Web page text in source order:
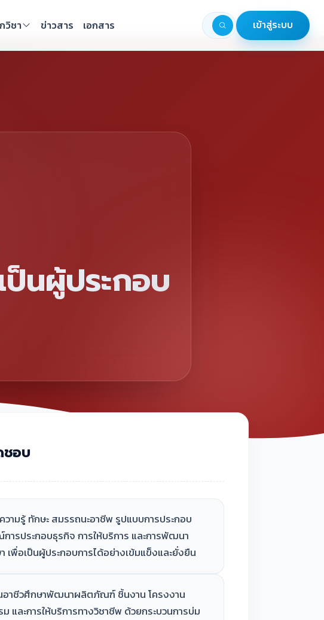
วิชา ข่าวสาร เอกสาร เข้าสู่ระบบ
ป็นผู้ประกอบ
ชอบ
มรู้ ทักษะ สมรรถนะอาชีพ รูปแบบการประกอบ
ารประกอบธุรกิจ การให้บริการ และการพัฒนา
พื่อเป็นผู้ประกอบการได้อย่างเข้มแข็งและยั่งยืน
อาชีวศึกษาพัฒนาผลิตภัณฑ์ ชิ้นงาน โครงงาน
และการให้บริการทางวิชาชีพ ด้วยกระบวนการบ่ม